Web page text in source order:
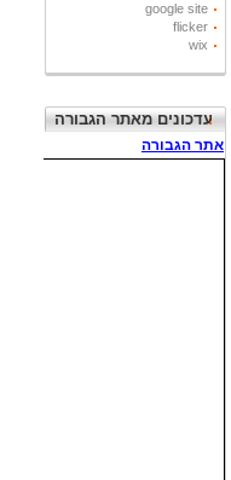
google site
flicker
wix
עדכונים מאתר הגבורה